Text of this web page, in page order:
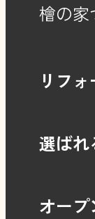
檜の家
リフ
選ばれ
オー